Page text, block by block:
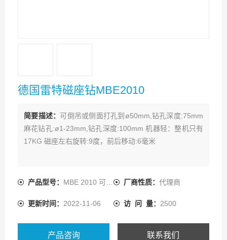
德国雷特磁座钻MBE2010
简要描述：可倒吊或侧面打孔到ø50mm,钻孔深度:75mm
麻花钻孔:ø1-23mm,钻孔深度:100mm 机器轻：整机只有
17KG 磁座左右旋转:9度，前后移动:6毫米
产品型号： MBE 2010 可旋转 厂商性质： 代理商
更新时间： 2022-11-06 访 问 量： 2500
产品咨询 联系我们